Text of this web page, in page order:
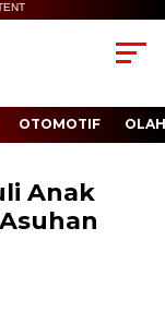
OTOMOTIF
Anak